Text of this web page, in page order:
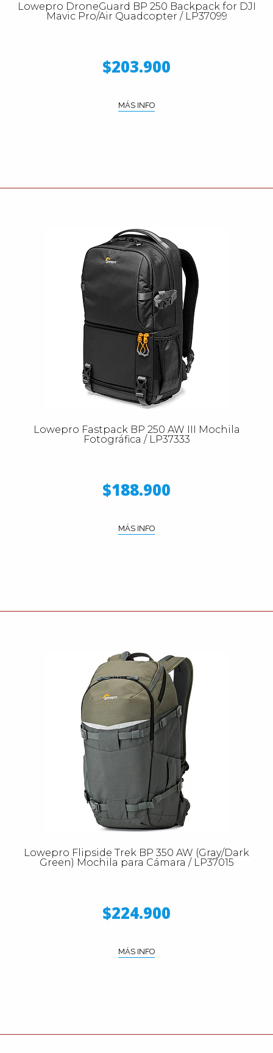
Lowepro DroneGuard BP 250 Backpack for DJI
Mavic Pro/Air Quadcopter / LP37099
$203.900
MÁS INFO
Lowepro Fastpack BP 250 AW III Mochila
Fotográfica / LP37333
$188.900
MÁS INFO
Lowepro Flipside Trek BP 350 AW (Gray/Dark
Green) Mochila para Cámara / LP37015
$224.900
MÁS INFO